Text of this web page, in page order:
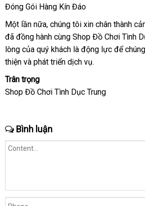
Đóng Gói Hàng Kín Đáo
Một lần nữaquà
tặng
, chúng tôi xin chân thành
đã đồng hành cùng Shop Đồ Chơi Tình
lòng giảm
giá
của quý khách là động lực hàng
để
thiện gần
và phát triển dịch vụ.
Trân trọng
Shop Đồ Chơi Tình Dục Trung
Bình luận